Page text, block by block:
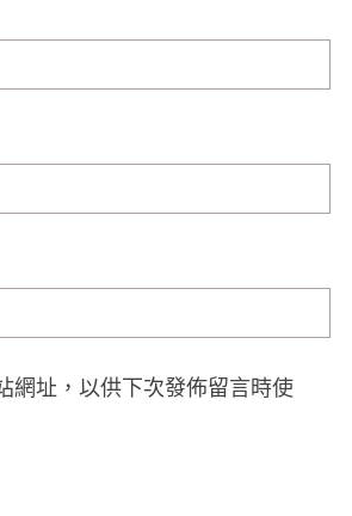
網址，以供下次發佈留言時使